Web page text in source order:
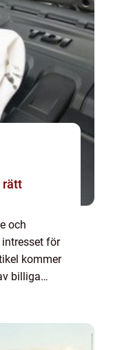
och
för
kommer
billiga